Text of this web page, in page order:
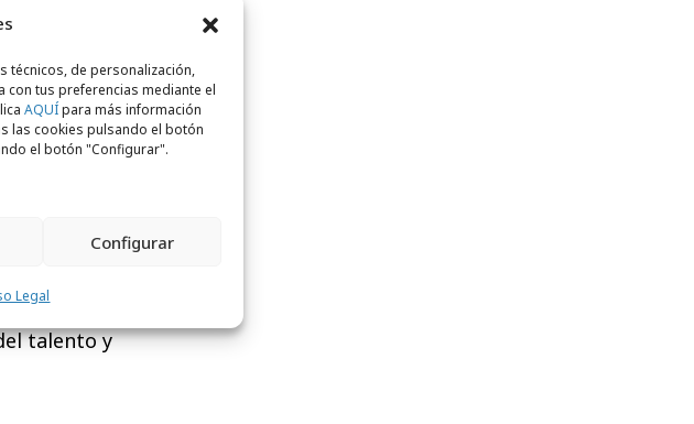
técnicos, de personalización,
tus preferencias mediante el
AQUÍpara más información
las cookies pulsando el botón
el botón "Configurar".
Configurar
Legal
Ramos,
Ads y
Y,
labor de
talento y